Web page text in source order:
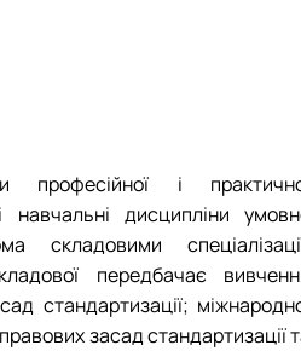
професійної і
навчальні дисципліни
складовими
передбачає
стандартизації;
засад стандартизації